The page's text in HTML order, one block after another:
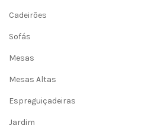
Cadeirões
Sofás
Mesas
Mesas Altas
Espreguiçadeiras
Jardim